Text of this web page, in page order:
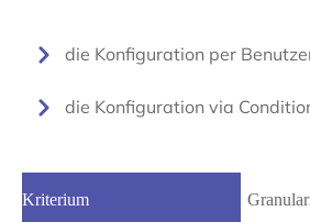
die Konfiguration per
die Konfiguration via